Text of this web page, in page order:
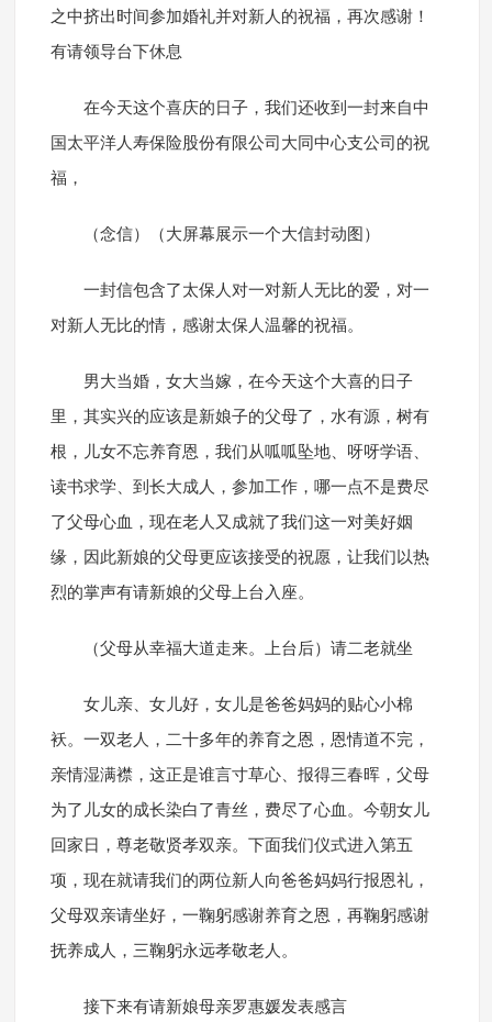
之中挤出时间参加婚礼并对新人的祝福，再次感谢！
有请领导台下休息
在今天这个喜庆的日子，我们还收到一封来自中
国太平洋人寿保险股份有限公司大同中心支公司的祝
福，
（念信）（大屏幕展示一个大信封动图）
一封信包含了太保人对一对新人无比的爱，对一
对新人无比的情，感谢太保人温馨的祝福。
男大当婚，女大当嫁，在今天这个大喜的日子
里，其实兴的应该是新娘子的父母了，水有源，树有
根，儿女不忘养育恩，我们从呱呱坠地、呀呀学语、
读书求学、到长大成人，参加工作，哪一点不是费尽
了父母心血，现在老人又成就了我们这一对美好姻
缘，因此新娘的父母更应该接受的祝愿，让我们以热
烈的掌声有请新娘的父母上台入座。
（父母从幸福大道走来。上台后）请二老就坐
女儿亲、女儿好，女儿是爸爸妈妈的贴心小棉
袄。一双老人，二十多年的养育之恩，恩情道不完，
亲情湿满襟，这正是谁言寸草心、报得三春晖，父母
为了儿女的成长染白了青丝，费尽了心血。今朝女儿
回家日，尊老敬贤孝双亲。下面我们仪式进入第五
项，现在就请我们的两位新人向爸爸妈妈行报恩礼，
父母双亲请坐好，一鞠躬感谢养育之恩，再鞠躬感谢
抚养成人，三鞠躬永远孝敬老人。
接下来有请新娘母亲罗惠媛发表感言